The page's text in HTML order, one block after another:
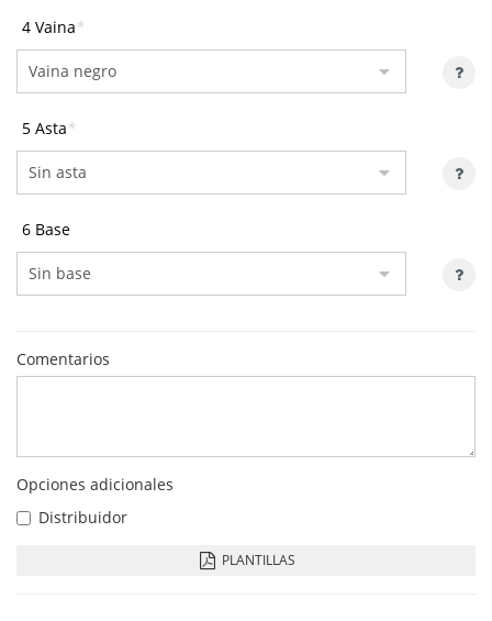
4 Vaina*
5 Asta*
6 Base
Comentarios
Opciones adicionales
Distribuidor
PLANTILLAS